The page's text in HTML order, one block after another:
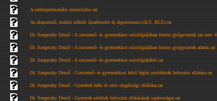
A cardiopulmonális resuscitatio.rar
Az alapszintű, eszköz nélküli újraélesztés új algoritmusa (ALS, BLS).rar
Dr. Szegeczky Dezső - A csecsemő- és gyermekkor oxiológiájában fontos gyógyszerek (az eset-
Dr. Szegeczky Dezső - A csecsemő- és gyermekkor oxiológiájában fontos gyógyszerek adatai.rar
Dr. Szegeczky Dezső - A csecsemő- és gyermekkor oxiológiájából.rar
Dr. Szegeczky Dezső - Csecsemő- és gyermekkori felső légúti problémák helyszíni ellátása.rar
Dr. Szegeczky Dezső - Gyerekek lelki és testi sürgősségi elláítása.rar
Dr. Szegeczky Dezső - Gyermek-sérültek helyszíni ellátásának sajátosságai.rar